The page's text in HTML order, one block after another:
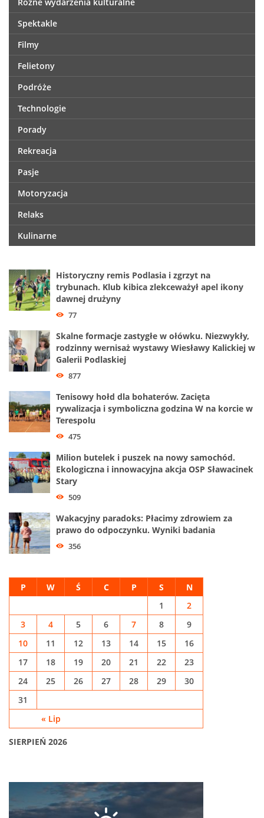
Spektakle
Filmy
Felietony
Podróże
Technologie
Porady
Rekreacja
Pasje
Motoryzacja
Relaks
Kulinarne
Historyczny remis Podlasia i zgrzyt na
trybunach. Klub kibica zlekceważył apel ikony
dawnej drużyny
77
Skalne formacje zastygłe w ołówku. Niezwykły,
rodzinny wernisaż wystawy Wiesławy Kalickiej w
Galerii Podlaskiej
877
Tenisowy hołd dla bohaterów. Zacięta
rywalizacja i symboliczna godzina W na korcie w
Terespolu
475
Milion butelek i puszek na nowy samochód.
Ekologiczna i innowacyjna akcja OSP Sławacinek
Stary
509
Wakacyjny paradoks: Płacimy zdrowiem za
prawo do odpoczynku. Wyniki badania
356
SIERPIEŃ 2026
P W Ś C P S N
« Lip
1
2
3
4 5 6 7 8
9
10
11 12 13 14 15
16
17
18 19 20 21 22
23
24
25 26 27 28 29
30
31